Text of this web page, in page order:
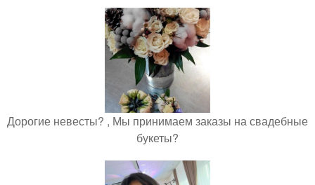
Дорогие невесты? , Мы принимаем заказы на свадебные
букеты?